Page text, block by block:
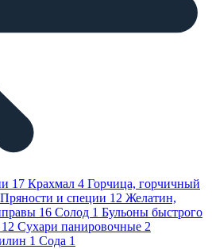
17 Крахмал 4 Горчица, горчичный
Пряности и специи 12 Желатин,
16 Солод 1 Бульоны быстрого
12 Сухари панировочные 2
1 Сода 1